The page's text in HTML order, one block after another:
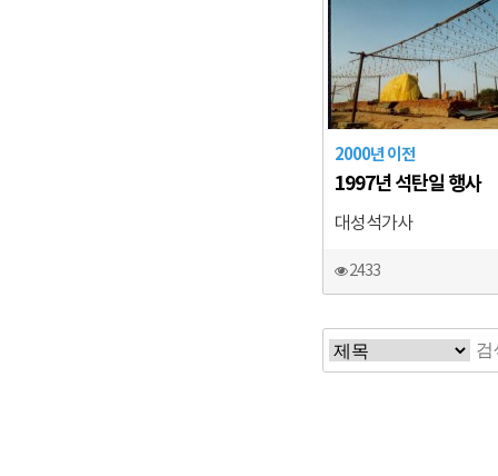
2000년 이전
1997년 석탄일 행사
대성석가사
2433